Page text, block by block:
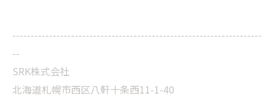
--------------------------------------------------------------------
--
SRK株式会社
北海道札幌市西区八軒十条西11-1-40